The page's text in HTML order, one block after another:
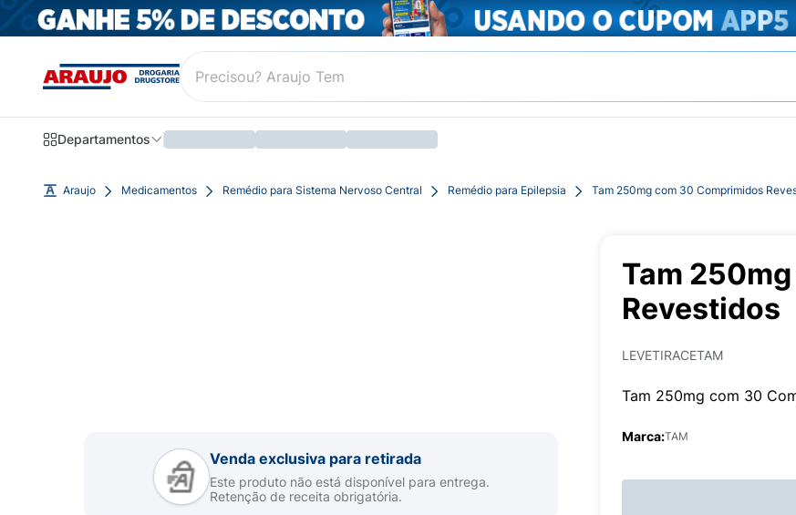
Departamentos
Araujo Medicamentos Remédio para Sistema Nervoso Central Remédio para Epilepsia Tam 250mg com 30 Comprimidos
Venda exclusiva para retirada
Este produto não está disponível para entrega.
Retenção de receita obrigatória.
Tam
Revestidos
LEVETIRACETAM
Tam 250mg com 30
Marca:TAM